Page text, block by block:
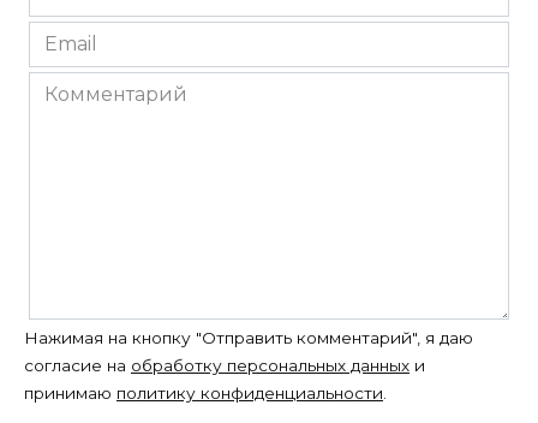
*
Email
*
Комментарий
Нажимая на кнопку "Отправить комментарий", я даю
согласие на обработку персональных данных и
принимаю политику конфиденциальности.